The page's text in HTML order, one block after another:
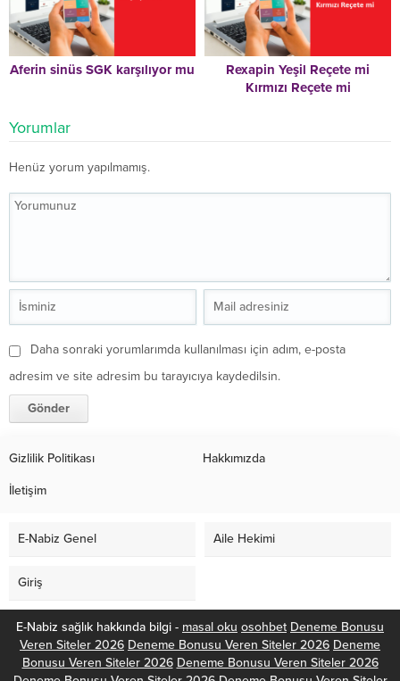
Aferin sinüs SGK karşılıyor mu
Rexapin Yeşil Reçete mi
Kırmızı Reçete mi
Yorumlar
Henüz yorum yapılmamış.
Daha sonraki yorumlarımda kullanılması için adım, e-posta
adresim ve site adresim bu tarayıcıya kaydedilsin.
Gizlilik Politikası Hakkımızda
İletişim
E-Nabiz Genel Aile Hekimi
Giriş
E-Nabiz sağlık hakkında bilgi - masal oku osohbet Deneme Bonusu
Veren Siteler 2026 Deneme Bonusu Veren Siteler 2026 Deneme
Bonusu Veren Siteler 2026 Deneme Bonusu Veren Siteler 2026